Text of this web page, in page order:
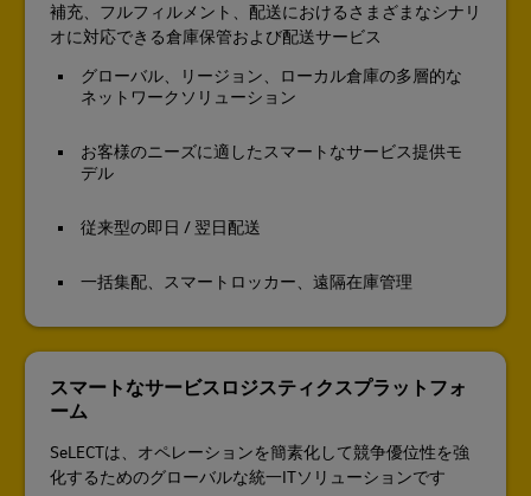
補充、フルフィルメント、配送におけるさまざまなシナリ
オに対応できる倉庫保管および配送サービス
グローバル、リージョン、ローカル倉庫の多層的な
ネットワークソリューション
お客様のニーズに適したスマートなサービス提供モ
デル
従来型の即日 / 翌日配送
一括集配、スマートロッカー、遠隔在庫管理
スマートなサービスロジスティクスプラットフォ
ーム
SeLECTは、オペレーションを簡素化して競争優位性を強
化するためのグローバルな統一ITソリューションです